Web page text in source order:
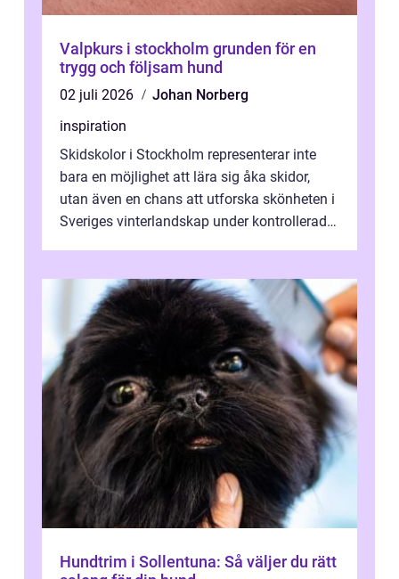
Valpkurs i stockholm grunden för en
trygg och följsam hund
02 juli 2026
Johan Norberg
inspiration
Skidskolor i Stockholm representerar inte
bara en möjlighet att lära sig åka skidor,
utan även en chans att utforska skönheten i
Sveriges vinterlandskap under kontrollerade
Hundtrim i Sollentuna: Så väljer du rätt